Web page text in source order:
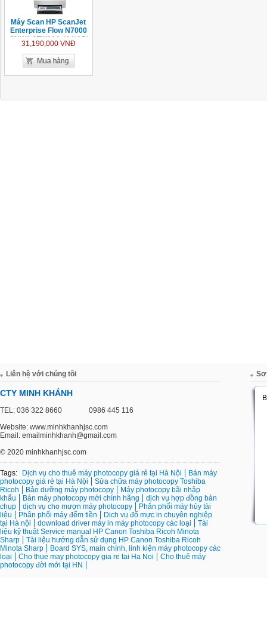
Máy Scan HP ScanJet
Enterprise Flow N7000
SNW1 6FW10A (A4/A5/
Đảo mặt/ ADF/ USB/
LAN/ WIFI)
31,190,000 VNĐ
Liên hệ với chúng tôi
CTY MINH KHÁNH
TEL: 036 322 8660 0986 445 116
Website: www.minhkhanhjsc.com
Email: emailminhkhanh@gmail.com
© 2020 minhkhanhjsc.com
Tags: Dịch vụ cho thuê máy photocopy giá rẻ tại Hà Nội
Bán máy
photocopy giá rẻ tại Hà Nội
Sửa chữa máy photocopy Toshiba
Ricoh
Bảo dưỡng máy photocopy
Máy photocopy bãi nhập
khẩu
Bán máy photocopy mới chính hãng
dịch vụ hợp đồng bản
chụp
dịch vụ cho mượn máy photocopy
Phân phối máy hủy tài
liệu
Phân phối máy đếm tiền
Dịch vụ đổ mực in chuyên nghiệp
tại Hà nội
download driver máy in máy photocopy các loại
Tài
liệu kỹ thuật Service manual HP Canon Toshiba Ricoh Minota
Sharp
Tài liệu hướng dẫn sử dụng HP Canon Toshiba Ricoh
Minota Sharp
Board SYS, main chính, linh kiện máy photocopy các
loại
Cho thue may photocopy gia re tai Ha Noi
Cho thuê máy
photocopy đời mới tại HN